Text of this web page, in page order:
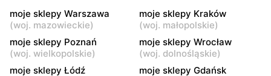
moje sklepy
Jadachy, ul. Jadachy 111
moje sklepy
Jeżowe, ul. Zalesie 77
moje sklepy
Kazimierza Wielka, ul.
moje sklepy
Kamień, ul. Błonie 23
moje sklepy Warszawa
(woj. mazowieckie)
moje sklepy Kraków
(woj. małopolskie)
moje sklepy Poznań
(woj. wielkopolskie)
moje sklepy Wrocław
(woj. dolnośląskie)
moje sklepy Łódź
moje sklepy Gdańsk